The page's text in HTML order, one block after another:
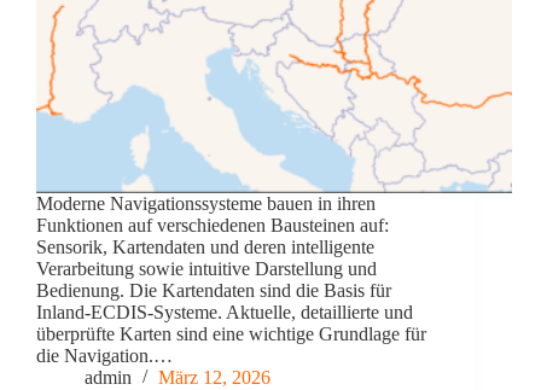
Moderne Navigationssysteme bauen in ihren
Funktionen auf verschiedenen Bausteinen auf:
Sensorik, Kartendaten und deren intelligente
Verarbeitung sowie intuitive Darstellung und
Bedienung. Die Kartendaten sind die Basis für
Inland-ECDIS-Systeme. Aktuelle, detaillierte und
überprüfte Karten sind eine wichtige Grundlage für
die Navigation.…
admin
März 12, 2026